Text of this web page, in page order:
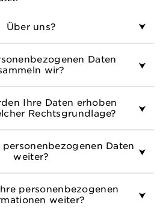
Über uns?
Daten
wir?
Ihre Daten erhoben
Rechtsgrundlage?
Daten
weiter?
personenbezogenen
weiter?